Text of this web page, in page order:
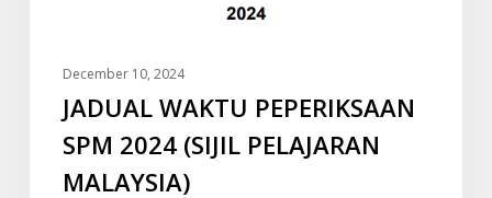
December 10, 2024
JADUAL WAKTU PEPERIKSAAN
SPM 2024 (SIJIL PELAJARAN
MALAYSIA)